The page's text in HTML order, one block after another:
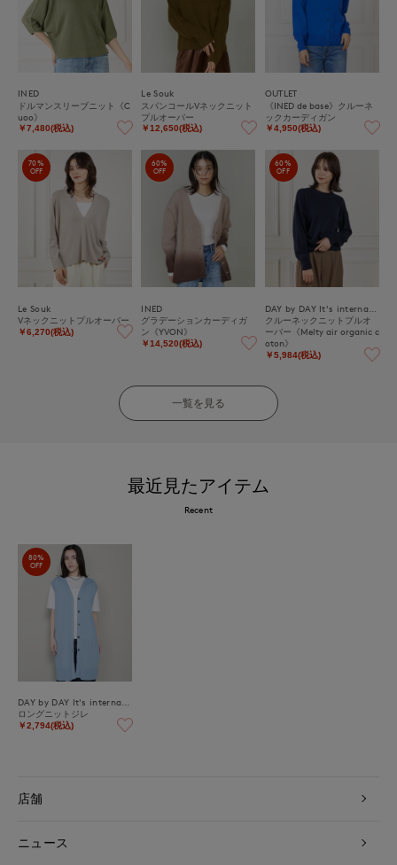
INED
ドルマンスリーブニット《C
uoo》
￥7,480(税込)
Le Souk
スパンコールVネックニット
プルオーバー
￥12,650(税込)
OUTLET
《INED de base》クルーネ
ックカーディガン
￥4,950(税込)
70%
OFF
Le Souk
Vネックニットプルオーバー
￥6,270(税込)
60%
OFF
INED
グラデーションカーディガ
ン《YVON》
￥14,520(税込)
60%
OFF
クルーネックニットプルオ
ーバー《Melty air organic c
oton》
￥5,984(税込)
一覧を見る
最近見たアイテム
Recent
80%
OFF
ロングニットジレ
￥2,794(税込)
店舗
ニュース